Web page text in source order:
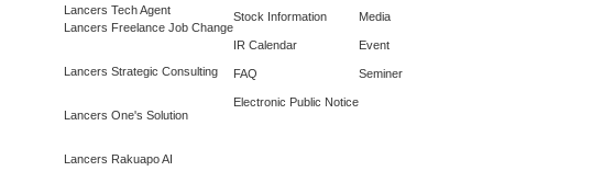
Lancers Tech Agent
Lancers Freelance Job Change
Lancers Strategic Consulting
Lancers One's Solution
Lancers Rakuapo AI
Stock Information
IR Calendar
FAQ
Electronic Public Notice
Media
Event
Seminer